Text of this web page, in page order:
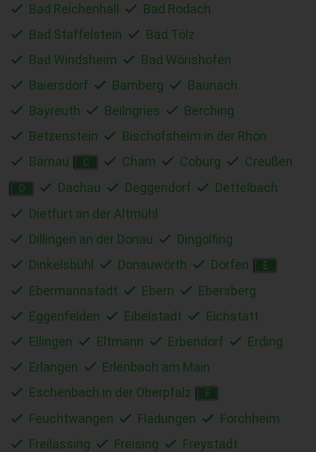
Bad Reichenhall
Bad Rodach
Bad Staffelstein
Bad Tölz
Bad Windsheim
Bad Wörishofen
Baiersdorf
Bamberg
Baunach
Bayreuth
Beilngries
Berching
Betzenstein
Bischofsheim in der Rhön
Bärnau
C Cham Coburg Creußen
D Dachau Deggendorf
Dettelbach
Dietfurt an der Altmühl
Dillingen an der Donau
Dingolfing
Dinkelsbühl
Donauwörth Dorfen E
Ebermannstadt Ebern
Ebersberg
Eggenfelden
Eibelstadt
Eichstätt
Ellingen
Eltmann Erbendorf
Erding
Erlangen
Erlenbach am Main
Eschenbach in der Oberpfalz
F
Feuchtwangen Fladungen
Forchheim
Freilassing
Freising
Freystadt